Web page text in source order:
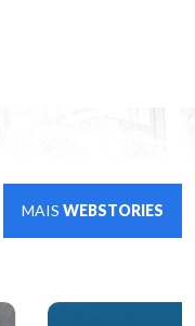
MAIS WEBSTORIES